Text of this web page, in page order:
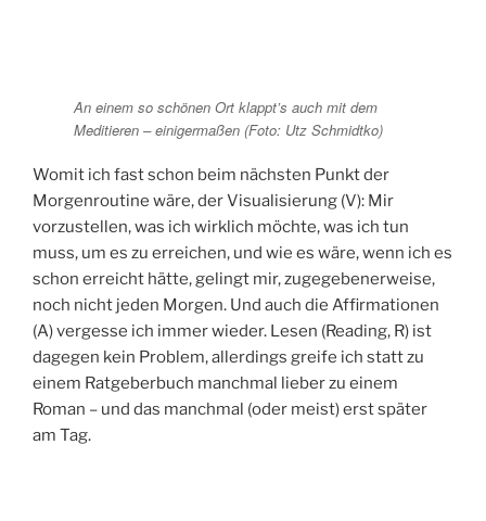
An einem so schönen Ort klappt’s auch mit dem
Meditieren – einigermaßen (Foto: Utz Schmidtko)
Womit ich fast schon beim nächsten Punkt der
Morgenroutine wäre, der Visualisierung (V): Mir
vorzustellen, was ich wirklich möchte, was ich tun
muss, um es zu erreichen, und wie es wäre, wenn ich es
schon erreicht hätte, gelingt mir, zugegebenerweise,
noch nicht jeden Morgen. Und auch die Affirmationen
(A) vergesse ich immer wieder. Lesen (Reading, R) ist
dagegen kein Problem, allerdings greife ich statt zu
einem Ratgeberbuch manchmal lieber zu einem
Roman – und das manchmal (oder meist) erst später
am Tag.